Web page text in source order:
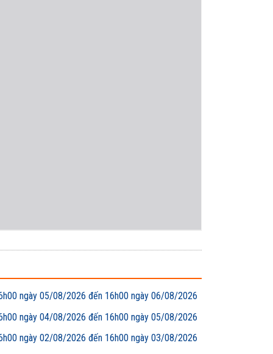
ngày 05/08/2026 đến 16h00 ngày 06/08/2026
ngày 04/08/2026 đến 16h00 ngày 05/08/2026
ngày 02/08/2026 đến 16h00 ngày 03/08/2026